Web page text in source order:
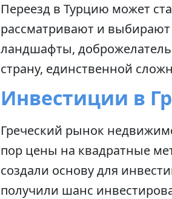
Переезд в Турцию может
рассматривают и выбирают
ландшафты,
страну, единственной
Инвестиции в
Греческий рынок
пор цены на квадратные
создали основу для
получили шанс